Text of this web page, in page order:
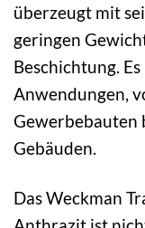
überzeugt mit
geringen
Beschichtung.
Anwendungen,
Gewerbebauten
Gebäuden.
Das Weckman